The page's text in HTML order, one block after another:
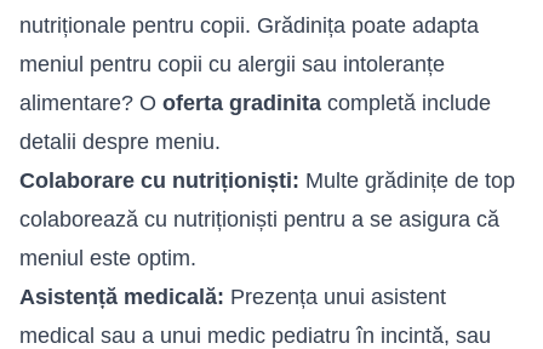
nutriționale pentru copii. Grădinița poate adapta
meniul pentru copii cu alergii sau intoleranțe
alimentare? O oferta gradinita completă include
detalii despre meniu.
Colaborare cu nutriționiști: Multe grădinițe de top
colaborează cu nutriționiști pentru a se asigura că
meniul este optim.
Asistență medicală: Prezența unui asistent
medical sau a unui medic pediatru în incintă, sau